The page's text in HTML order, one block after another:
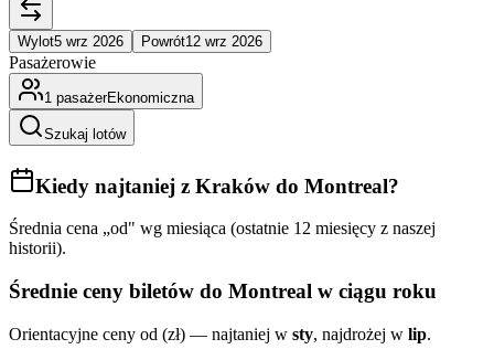
Wylot5 wrz 2026 Powrót12 wrz 2026
Pasażerowie
1 pasażerEkonomiczna
Szukaj lotów
Kiedy najtaniej z Kraków do Montreal?
Średnia cena „od" wg miesiąca (ostatnie 12 miesięcy z naszej
historii).
Średnie ceny biletów do Montreal w ciągu roku
Orientacyjne ceny od (zł) — najtaniej w sty, najdrożej w lip.